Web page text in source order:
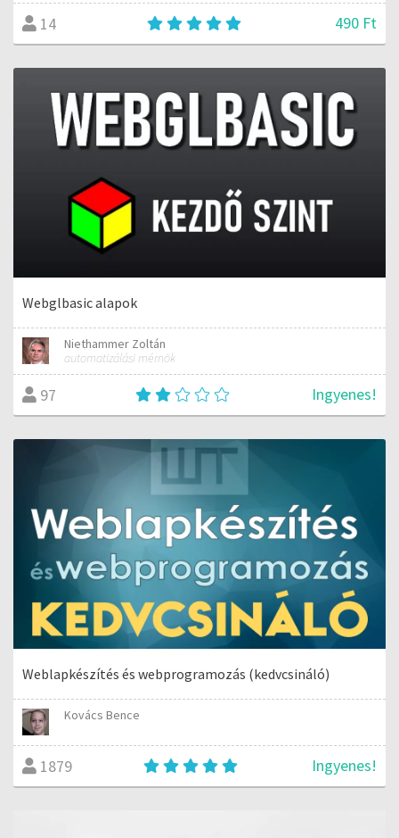
14 490 Ft
Webglbasic alapok
Niethammer Zoltán
automatizálási mérnök
97 Ingyenes!
Weblapkészítés és webprogramozás (kedvcsináló)
Kovács Bence
1879 Ingyenes!